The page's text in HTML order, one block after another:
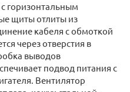
горизонтальным
щиты отлиты из
кабеля с обмоткой
через отверстия в
выводов
подвод питания с
Вентилятор